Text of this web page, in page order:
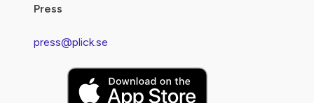
Press
press@plick.se